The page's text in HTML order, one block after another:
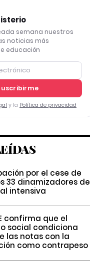
semana nuestros
noticias más
educación
y la Política de privacidad
por el cese de
33 dinamizadores de
intensiva
confirma que el
social condiciona
las notas con la
como contrapeso